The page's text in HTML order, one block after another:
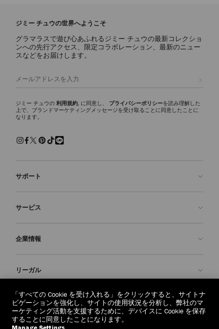
ジミー チュウの世界へようこそ
グラマラスで遊び心あふれるジミー チュウの最新コレクショ
ンへの先行アクセス、限定コラボレーション、最新のニュー
スなどをお届けします。
ジミー チュウの 利用規約, に同意し、 プライバシーポリシーを読み理解した
上で、ブランドマーケティングメッセージを受け取ることに同意したことに
なります。
サポート
よくあるご質問
返品を申請
配送
交換・返品
サービス
Made-to-Order
保証
企業情報
ブランドの歴史
JC World
社会への貢献
私たちの責任
リーガル
プライバシーポリシー
利用規約
忘れられる権利
regionselector.country. (€)
「すべての Cookie を受け入れる」をクリックすると、サイトナ
ビゲーションを強化し、サイトの使用状況を分析し、弊社のマ
ーケティング活動を支援するために、デバイスに Cookie を保存
することに同意したことになります。